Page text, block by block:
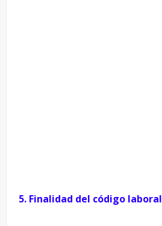
5. Finalidad del código laboral